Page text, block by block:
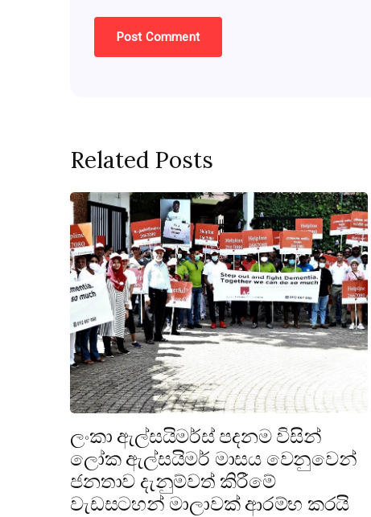
Related Posts
ලංකා ඇල්සයිමර්ස් පදනම විසින්
ලෝක ඇල්සයිමර් මාසය වෙනුවෙන්
ජනතාව දැනුම්වත් කිරීමේ
වැඩසටහන් මාලාවක් ආරම්භ කරයි